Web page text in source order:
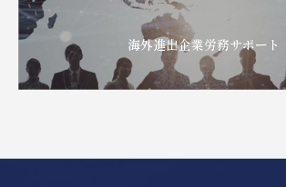
海外進出企業労務サポート